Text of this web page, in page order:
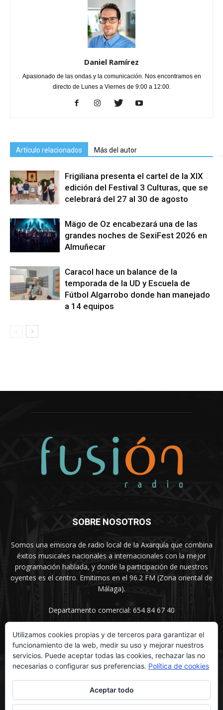
Daniel Ramírez
Apasionado de las ondas y la comunicación. Nos encontramos en
directo de Lunes a Viernes de 9:00 a 12:00.
Artículo relacionados Más del autor
Frigiliana presenta el cartel de la XIX
edición del Festival 3 Culturas, que se
celebrará del 27 al 30 de agosto
Mägo de Oz encabezará una de las
grandes noches de SexiFest 2026 en
Almuñecar
Caracol hace un balance de la
temporada de la UD y Escuela de
Fútbol Algarrobo donde han manejado
a 14 equipos
SOBRE NOSOTROS
Somos una emisora de radio local de la Axarquía que combina
éxitos musicales nacionales a internacionales con la mejor
programación hablada, y donde la participación de nuestros
oyentes es el centro. Emitimos en el 96.2 FM (Zona oriental de
Málaga).
Departamento comercial: 654 84 67 40
SÍGUENOS
Utilizamos cookies propias y de terceros para garantizar el
funcionamiento de la web, medir su uso y mejorar nuestros
servicios. Puede aceptar todas las cookies, rechazar las no
necesarias o configurar sus preferencias. Política de cookies
Aceptar todo